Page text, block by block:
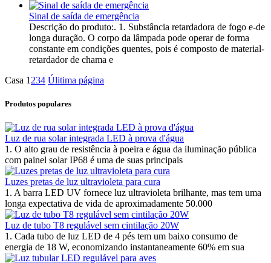
Sinal de saída de emergência
Descrição do produto:. 1. Substância retardadora de fogo e-de
longa duração. O corpo da lâmpada pode operar de forma
constante em condições quentes, pois é composto de material-
retardador de chama e
Casa 1 234 Úlitima página
Produtos populares
Luz de rua solar integrada LED à prova d'água
1. O alto grau de resistência à poeira e água da iluminação pública
com painel solar IP68 é uma de suas principais
Luzes pretas de luz ultravioleta para cura
1. A barra LED UV fornece luz ultravioleta brilhante, mas tem uma
longa expectativa de vida de aproximadamente 50.000
Luz de tubo T8 regulável sem cintilação 20W
1. Cada tubo de luz LED de 4 pés tem um baixo consumo de
energia de 18 W, economizando instantaneamente 60% em sua